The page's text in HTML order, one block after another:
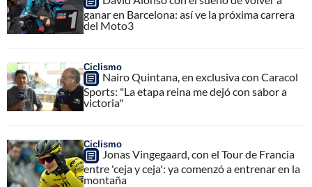
ganar en Barcelona: así ve la próxima carrera
del Moto3
Ciclismo
Nairo Quintana, en exclusiva con Caracol
Sports: "La etapa reina me dejó con sabor a
victoria"
Ciclismo
Jonas Vingegaard, con el Tour de Francia
entre 'ceja y ceja': ya comenzó a entrenar en la
montaña